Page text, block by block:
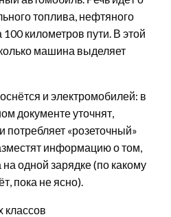
топлива, нефтяного
километров пути. В этой
машина выделяет
и электромобилей: в
документе уточнят,
потребляет «розеточный»
информацию о том,
на одной зарядке (по какому
пока не ясно).
классов